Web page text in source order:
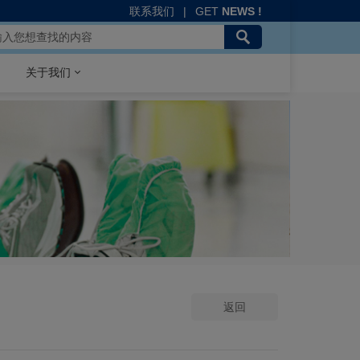
联系我们 | GET NEWS !
关于我们
返回